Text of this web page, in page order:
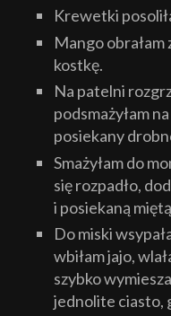
Krewetki
Mango obrałam
kostkę.
Na patelni
podsmażyłam
posiekany
Smażyłam do
się rozpadło,
i posiekaną
Do miski
wbiłam jajo,
szybko
jednolite ciasto,